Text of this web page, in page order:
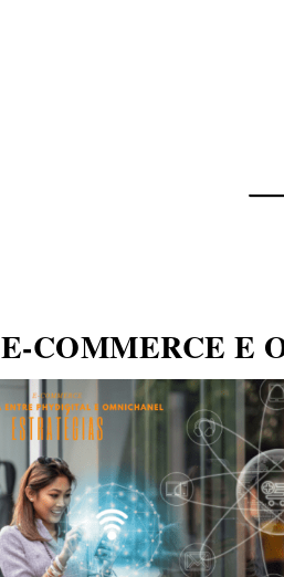
E-COMMERCE E